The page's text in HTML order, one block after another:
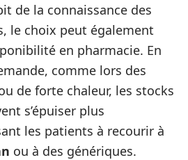
de la connaissance des
le choix peut également
en pharmacie. En
comme lors des
de forte chaleur, les stocks
s’épuiser plus
les patients à recourir à
ou à des génériques.